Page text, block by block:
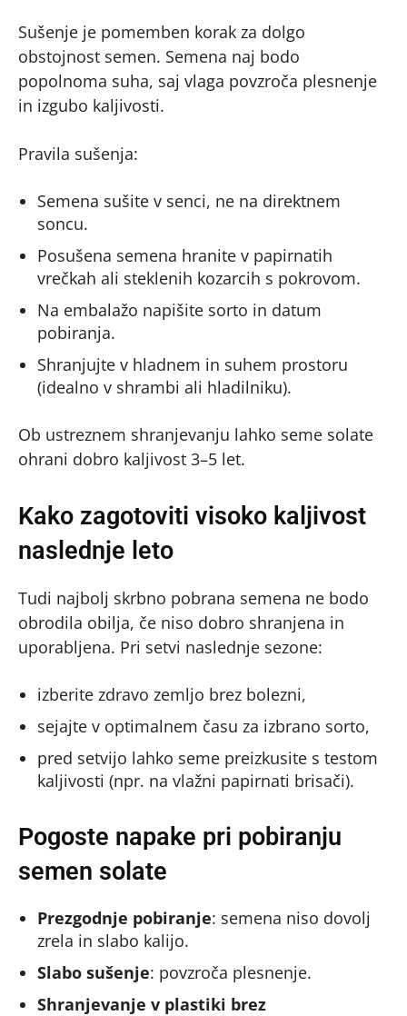
Sušenje je pomemben korak za dolgo
obstojnost semen. Semena naj bodo
popolnoma suha, saj vlaga povzroča plesnenje
in izgubo kaljivosti.
Pravila sušenja:
Semena sušite v senci, ne na direktnem
soncu.
Posušena semena hranite v papirnatih
vrečkah ali steklenih kozarcih s pokrovom.
Na embalažo napišite sorto in datum
pobiranja.
Shranjujte v hladnem in suhem prostoru
(idealno v shrambi ali hladilniku).
Ob ustreznem shranjevanju lahko seme solate
ohrani dobro kaljivost 3–5 let.
Kako zagotoviti visoko kaljivost
naslednje leto
Tudi najbolj skrbno pobrana semena ne bodo
obrodila obilja, če niso dobro shranjena in
uporabljena. Pri setvi naslednje sezone:
izberite zdravo zemljo brez bolezni,
sejajte v optimalnem času za izbrano sorto,
pred setvijo lahko seme preizkusite s testom
kaljivosti (npr. na vlažni papirnati brisači).
Pogoste napake pri pobiranju
semen solate
Prezgodnje pobiranje: semena niso dovolj
zrela in slabo kalijo.
Slabo sušenje: povzroča plesnenje.
Shranjevanje v plastiki brez